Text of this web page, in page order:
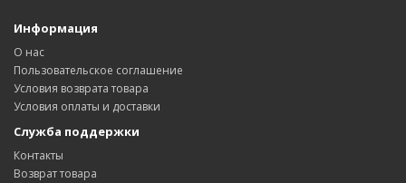
Информация
О нас
Пользовательское соглашение
Условия возврата товара
Условия оплаты и доставки
Служба поддержки
Контакты
Возврат товара